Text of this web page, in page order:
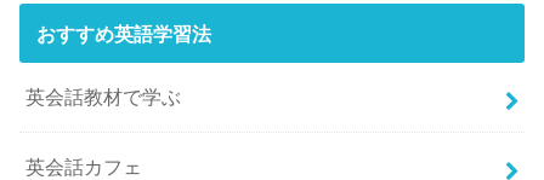
おすすめ英語学習法
英会話教材で学ぶ
英会話カフェ